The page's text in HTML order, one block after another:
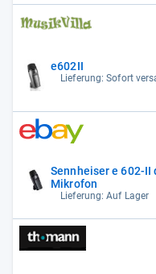
e602II
Lieferung: Sofort
Sennheiser e 602-II
Mikrofon
Lieferung: Auf Lager